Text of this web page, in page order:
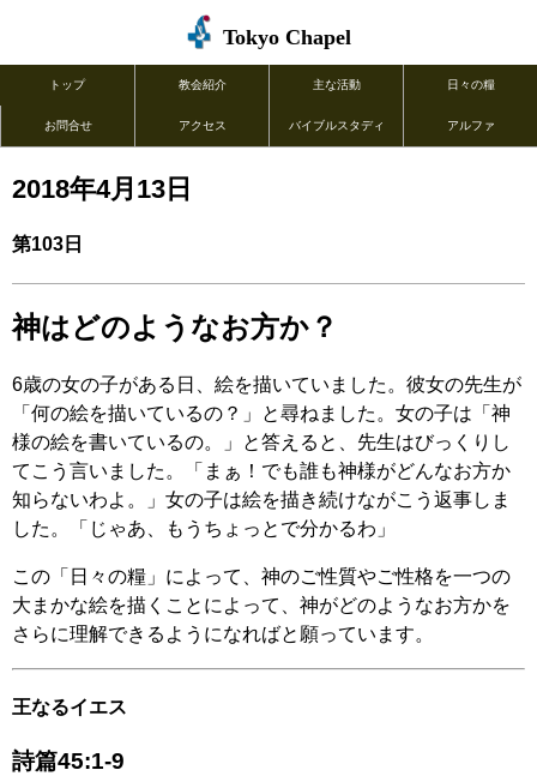
Tokyo Chapel
トップ 教会紹介 主な活動 日々の糧
お問合せ アクセス バイブルスタディ アルファ
2018年4月13日
第103日
神はどのようなお方か？
6歳の女の子がある日、絵を描いていました。彼女の先生が
「何の絵を描いているの？」と尋ねました。女の子は「神
様の絵を書いているの。」と答えると、先生はびっくりし
てこう言いました。「まぁ！でも誰も神様がどんなお方か
知らないわよ。」女の子は絵を描き続けながこう返事しま
した。「じゃあ、もうちょっとで分かるわ」
この「日々の糧」によって、神のご性質やご性格を一つの
大まかな絵を描くことによって、神がどのようなお方かを
さらに理解できるようになればと願っています。
王なるイエス
詩篇45:1-9